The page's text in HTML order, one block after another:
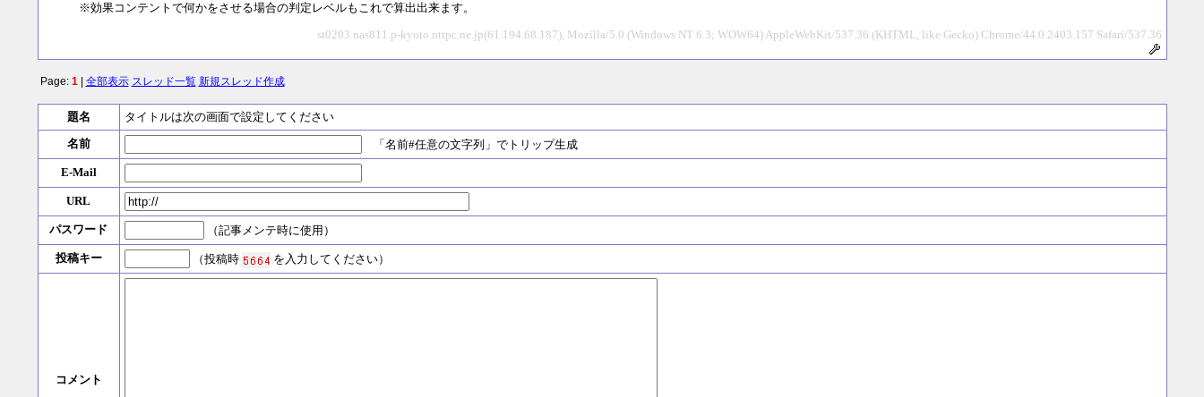
※効果コンテントで何かをさせる場合の判定レベルもこれで算出出来ます。
st0203.nas811.p-kyoto.nttpc.ne.jp(61.194.68.187), Mozilla/5.0 (Windows NT 6.3; WOW64) AppleWebKit/537.36 (KHTML, like Gecko) Chrome/44.0.2403.157 Safari/537.36
Page: 1| 全部表示 スレッド一覧 新規スレッド作成
題名
タイトルは次の画面で設定してください
名前
「名前#任意の文字列」でトリップ生成
E-Mail
URL
パスワード （記事メンテ時に使用）
投稿キー （投稿時 を入力してください）
コメント